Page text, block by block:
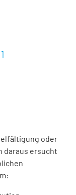
]
oder
daraus ersucht